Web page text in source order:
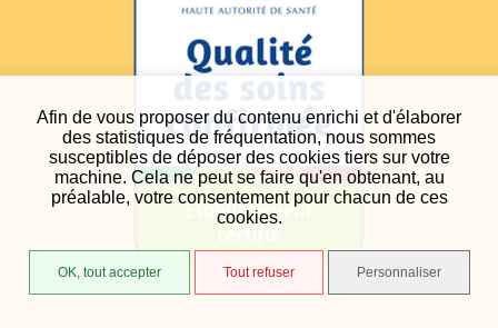
Afin de vous proposer du contenu enrichi et d'élaborer
des statistiques de fréquentation, nous sommes
susceptibles de déposer des cookies tiers sur votre
machine. Cela ne peut se faire qu'en obtenant, au
préalable, votre consentement pour chacun de ces
cookies.
OK, tout accepter Tout refuser Personnaliser